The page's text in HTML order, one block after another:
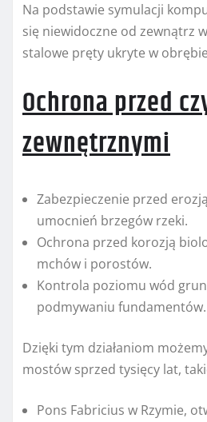
Na podstawie symulacji
się niewidoczne od zewnątrz
stalowe pręty ukryte w
Ochrona przed
zewnętrznymi
Zabezpieczenie przed
umocnień brzegów rzeki.
Ochrona przed korozją
mchów i porostów.
Kontrola poziomu wód
podmywaniu fundamentów.
Dzięki tym działaniom
mostów sprzed tysięcy lat,
Pons Fabricius w Rzymie,